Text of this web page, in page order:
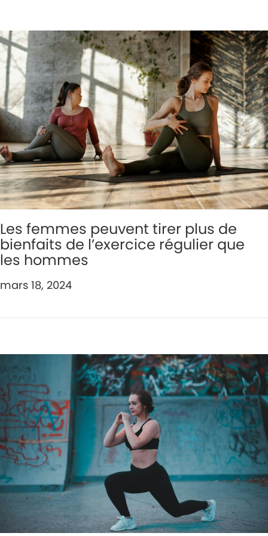
Les femmes peuvent tirer plus de
bienfaits de l’exercice régulier que
les hommes
mars 18, 2024